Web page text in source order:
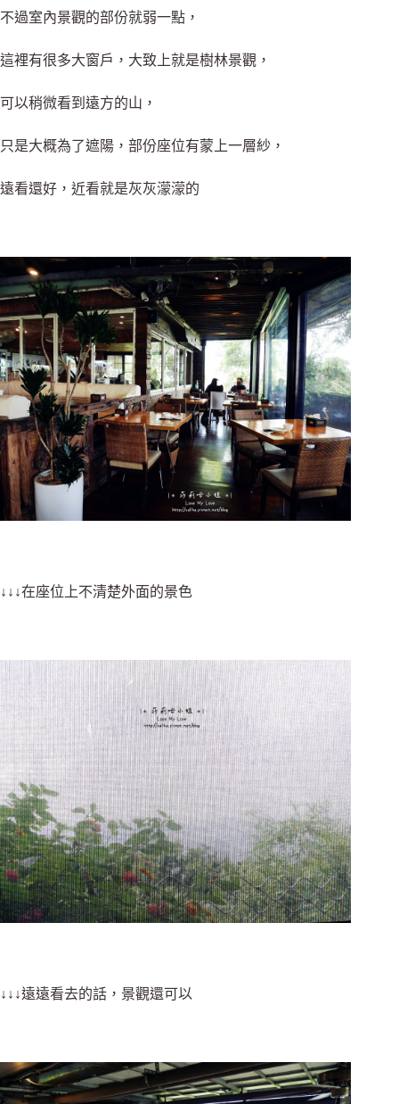
不過室內景觀的部份就弱一點，
這裡有很多大窗戶，大致上就是樹林景觀，
可以稍微看到遠方的山，
只是大概為了遮陽，部份座位有蒙上一層紗，
遠看還好，近看就是灰灰濛濛的
↓↓↓在座位上不清楚外面的景色
↓↓↓遠遠看去的話，景觀還可以